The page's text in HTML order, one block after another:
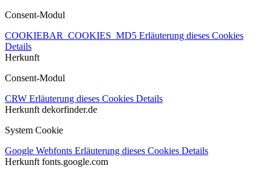
Consent-Modul
COOKIEBAR_COOKIES_MD5 Erläuterung dieses Cookies
Details
Herkunft
Consent-Modul
CRW Erläuterung dieses Cookies Details
Herkunft dekorfinder.de
System Cookie
Google Webfonts Erläuterung dieses Cookies Details
Herkunft fonts.google.com